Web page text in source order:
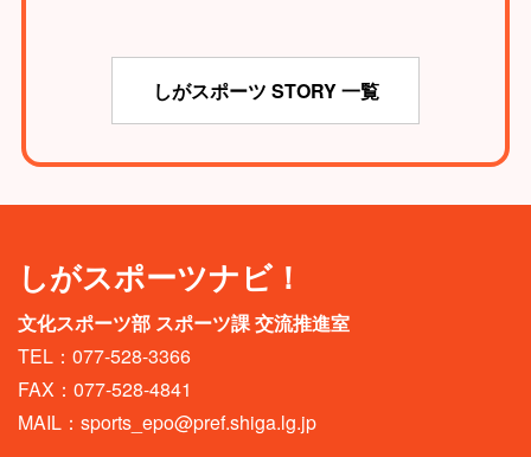
しがスポーツ STORY 一覧
しがスポーツナビ！
文化スポーツ部 スポーツ課 交流推進室
TEL：077-528-3366
FAX：077-528-4841
MAIL： sports_epo@pref.shiga.lg.jp